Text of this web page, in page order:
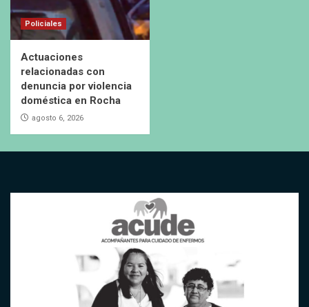
Policiales
Actuaciones
relacionadas con
denuncia por violencia
doméstica en Rocha
agosto 6, 2026